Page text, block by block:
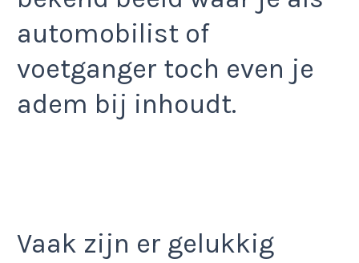
automobilist of
voetganger toch even je
adem bij inhoudt.
Vaak zijn er gelukkig